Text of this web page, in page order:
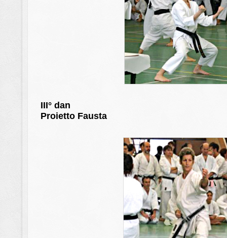
III° dan
Proietto Fausta